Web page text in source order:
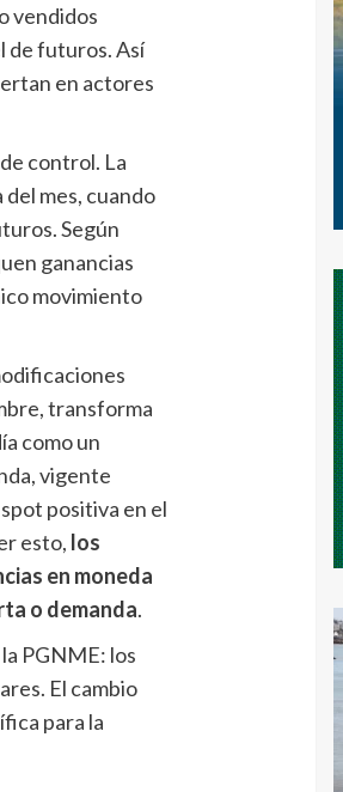
vendidos
de futuros. Así
en actores
control. La
mes, cuando
Según
ganancias
movimiento
transforma
como un
vigente
positiva en el
esto, los
en moneda
o demanda.
PGNME: los
El cambio
para la